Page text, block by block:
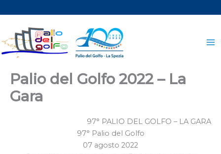
al
contenuto
Palio del Golfo 2022 – La
Gara
97° PALIO DEL GOLFO – LA GARA
97° Palio del Golfo
07 agosto 2022